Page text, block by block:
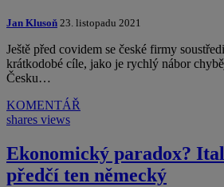
Jan Klusoň 23. listopadu 2021
Ještě před covidem se české firmy
krátkodobé cíle, jako je rychlý nábor
Česku…
KOMENTÁŘ
shares views
Ekonomický paradox?
předčí ten německý